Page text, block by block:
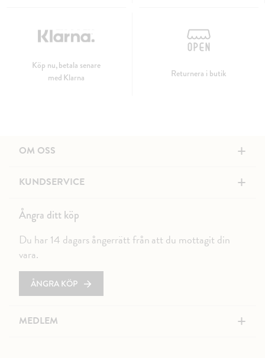
Köp nu, betala senare
med Klarna
Returnera i butik
OM OSS +
KUNDSERVICE +
Ångra ditt köp
Du har 14 dagars ångerrätt från att du mottagit din
vara.
ÅNGRA KÖP
MEDLEM +